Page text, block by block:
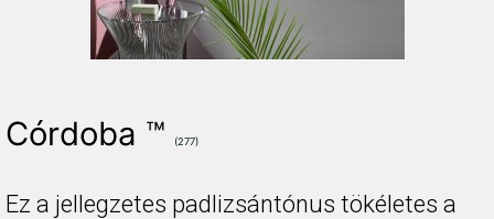
Córdoba ™ (277)
Ez a jellegzetes padlizsántónus tökéletes a